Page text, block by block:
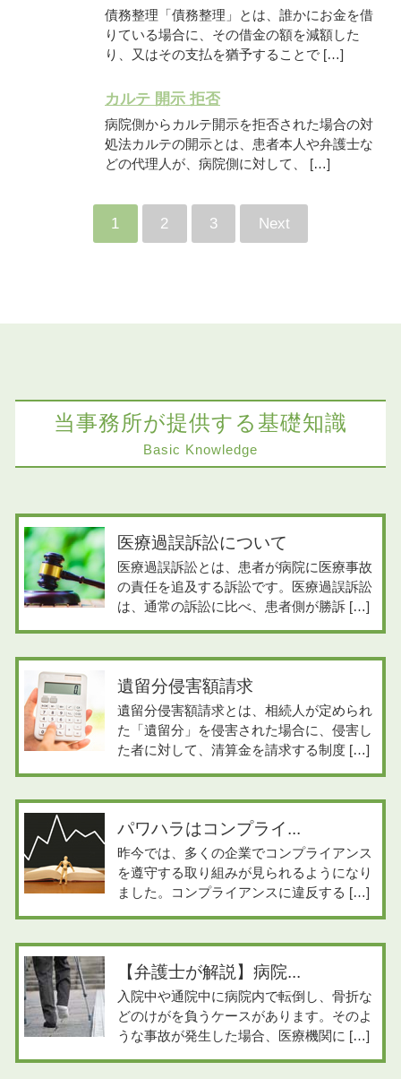
債務整理「債務整理」とは、誰かにお金を借
りている場合に、その借金の額を減額した
り、又はその支払を猶予することで […]
カルテ 開示 拒否
病院側からカルテ開示を拒否された場合の対
処法カルテの開示とは、患者本人や弁護士な
どの代理人が、病院側に対して、 […]
1 2 3 Next
当事務所が提供する基礎知識
Basic Knowledge
医療過誤訴訟について
医療過誤訴訟とは、患者が病院に医療事故
の責任を追及する訴訟です。医療過誤訴訟
は、通常の訴訟に比べ、患者側が勝訴 […]
遺留分侵害額請求
遺留分侵害額請求とは、相続人が定められ
た「遺留分」を侵害された場合に、侵害し
た者に対して、清算金を請求する制度 […]
パワハラはコンプライ...
昨今では、多くの企業でコンプライアンス
を遵守する取り組みが見られるようになり
ました。コンプライアンスに違反する […]
【弁護士が解説】病院...
入院中や通院中に病院内で転倒し、骨折な
どのけがを負うケースがあります。そのよ
うな事故が発生した場合、医療機関に […]